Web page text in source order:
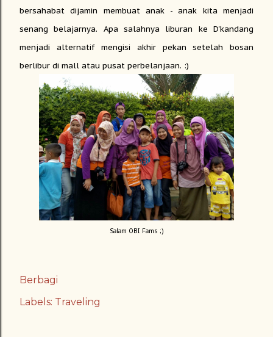
bersahabat dijamin membuat anak - anak kita menjadi
senang belajarnya. Apa salahnya liburan ke D'kandang
menjadi alternatif mengisi akhir pekan setelah bosan
berlibur di mall atau pusat perbelanjaan. :)
Salam OBI Fams ;)
Berbagi
Labels: Traveling